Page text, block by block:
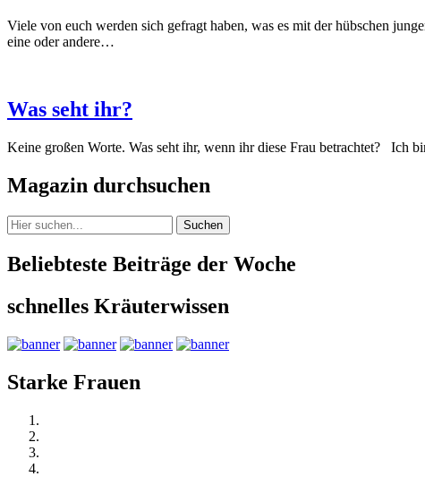
Viele von euch werden sich gefragt haben, was es mit der hübschen
eine oder andere…
Was seht ihr?
Keine großen Worte. Was seht ihr, wenn ihr diese Frau betrachtet? Ich
Magazin durchsuchen
Suchen
Beliebteste Beiträge der Woche
schnelles Kräuterwissen
Starke Frauen